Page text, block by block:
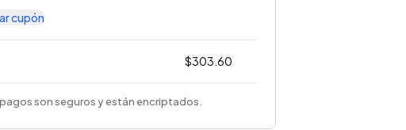
cupón
$303.60
son seguros y están encriptados.